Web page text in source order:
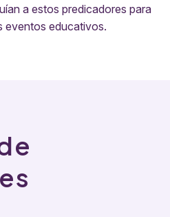
a estos predicadores para
eventos educativos.